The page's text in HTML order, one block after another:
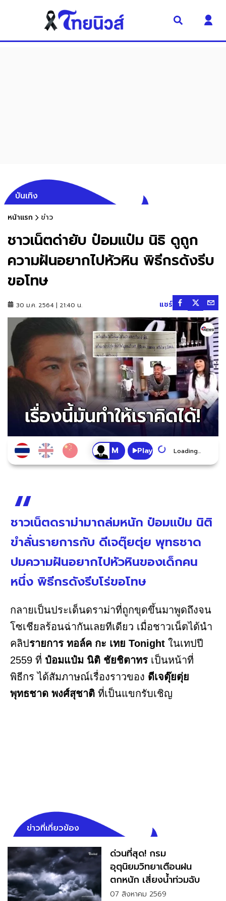
บันเทิง
หน้าแรก ข่าว
ชาวเน็ตด่ายับ ป๋อมแป๋ม นิธิ ดูถูก
ความฝันอยากไปหัวหิน พิธีกรดังรีบ
ขอโทษ
30 ม.ค. 2564 | 21:40 น. แชร์
Play Loading...
ชาวเน็ตดราม่ามาถล่มหนัก ป๋อมแป๋ม นิติ
ขำลั่นรายการกับ ดีเจตุ๊ยตุ่ย พุทธชาด
ปมความฝันอยากไปหัวหินของเด็กคน
หนึ่ง พิธีกรดังรีบโร่ขอโทษ
กลายเป็นประเด็นดราม่าที่ถูกขุดขึ้นมาพูดถึงจน
โซเชียลร้อนฉ่ากันเลยทีเดียว เมื่อชาวเน็ตได้นำ
คลิปรายการ ทอล์ค กะ เทย Tonight ในเทปปี
2559 ที่ ป๋อมแป๋ม นิติ ชัยชิตาทร เป็นหน้าที่
พิธีกร ได้สัมภาษณ์เรื่องราวของ ดีเจตุ๊ยตุ่ย
พุทธชาด พงศ์สุชาติ ที่เป็นแขกรับเชิญ
ข่าวที่เกี่ยวข้อง
ด่วนที่สุด! กรม
อุตุนิยมวิทยาเตือนฝน
ตกหนัก เสี่ยงน้ำท่วมฉับ
พลัน
07 สิงหาคม 2569